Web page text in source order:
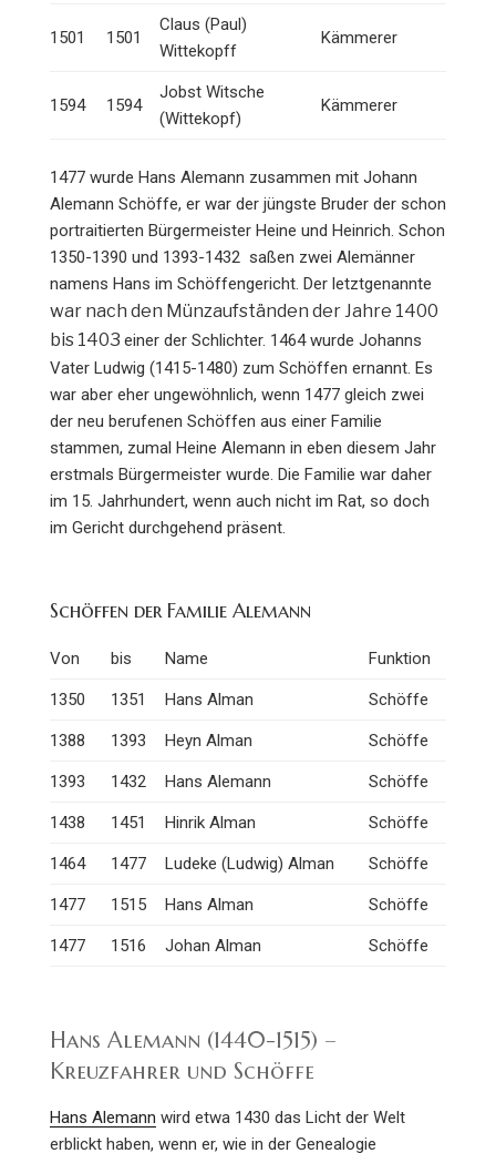
1501 1501
Claus (Paul)
Wittekopff
Kämmerer
1594 1594
Jobst Witsche
(Wittekopf)
Kämmerer
1477 wurde Hans Alemann zusammen mit Johann
Alemann Schöffe, er war der jüngste Bruder der schon
portraitierten Bürgermeister Heine und Heinrich. Schon
1350-1390 und 1393-1432 saßen zwei Alemänner
namens Hans im Schöffengericht. Der letztgenannte
war nach den Münzaufständen der Jahre 1400
bis 1403 einer der Schlichter. 1464 wurde Johanns
Vater Ludwig (1415-1480) zum Schöffen ernannt. Es
war aber eher ungewöhnlich, wenn 1477 gleich zwei
der neu berufenen Schöffen aus einer Familie
stammen, zumal Heine Alemann in eben diesem Jahr
erstmals Bürgermeister wurde. Die Familie war daher
im 15. Jahrhundert, wenn auch nicht im Rat, so doch
im Gericht durchgehend präsent.
Schöffen der Familie Alemann
Von bis Name Funktion
1350 1351 Hans Alman Schöffe
1388 1393 Heyn Alman Schöffe
1393 1432 Hans Alemann Schöffe
1438 1451 Hinrik Alman Schöffe
1464 1477 Ludeke (Ludwig) Alman Schöffe
1477 1515 Hans Alman Schöffe
1477 1516 Johan Alman Schöffe
Hans Alemann (1440-1515) –
Kreuzfahrer und Schöffe
Hans Alemann wird etwa 1430 das Licht der Welt
erblickt haben, wenn er, wie in der Genealogie